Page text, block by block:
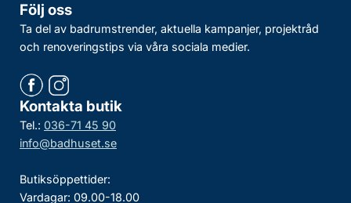
Följ oss
Ta del av badrumstrender, aktuella kampanjer, projektråd
och renoveringstips via våra sociala medier.
Kontakta butik
Tel.: 036-71 45 90
info@badhuset.se
Butiksöppettider:
Vardagar: 09.00-18.00